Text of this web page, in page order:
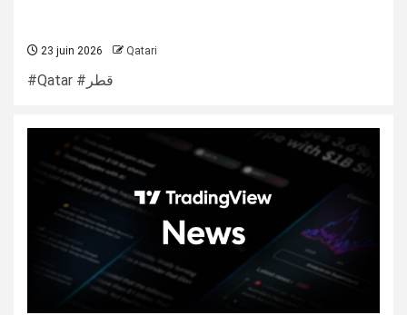
23 juin 2026 Qatari
#Qatar #قطر